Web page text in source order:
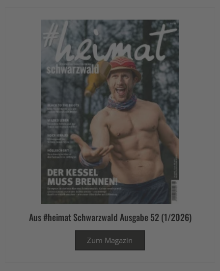
Aus #heimat Schwarzwald Ausgabe 52 (1/2026)
Zum Magazin